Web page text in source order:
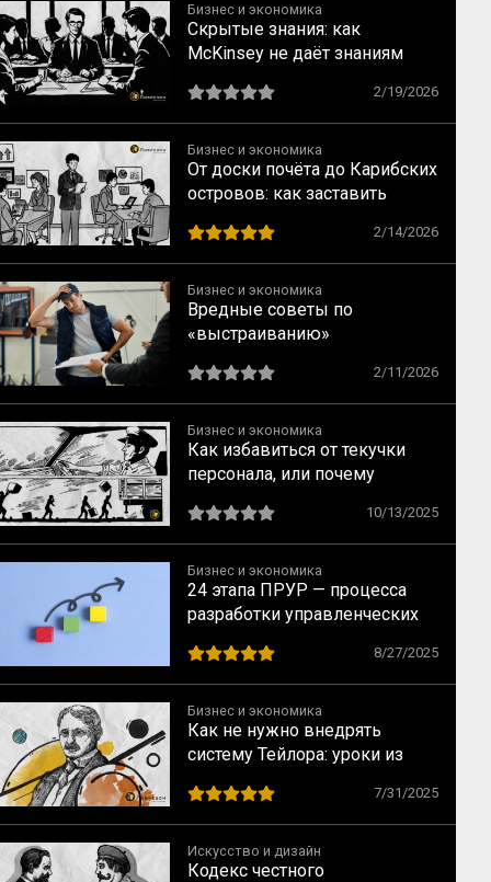
Бизнес и экономика
Скрытые знания: как
McKinsey не даёт знаниям
2/19/2026
Бизнес и экономика
От доски почёта до Карибских
островов: как заставить
знаниями
2/14/2026
Бизнес и экономика
Вредные советы по
«выстраиванию»
века
2/11/2026
Бизнес и экономика
Как избавиться от текучки
персонала, или почему
10/13/2025
Бизнес и экономика
24 этапа ПРУР — процесса
разработки управленческих
8/27/2025
Бизнес и экономика
Как не нужно внедрять
систему Тейлора: уроки из
7/31/2025
Искусство и дизайн
Кодекс честного